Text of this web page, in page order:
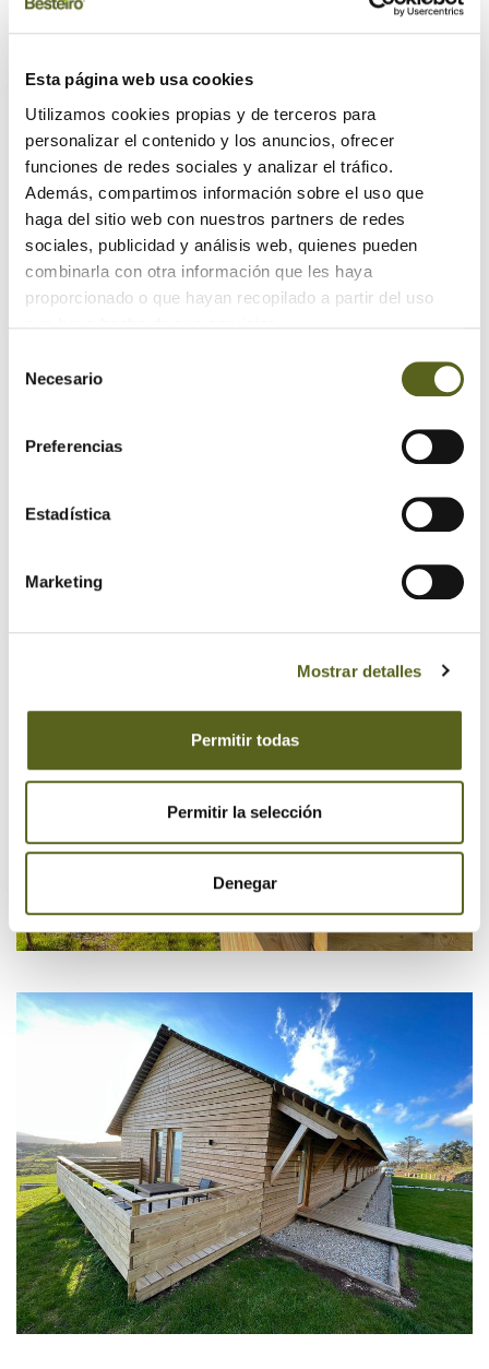
Esta página web usa cookies
Utilizamos cookies propias y de terceros para
personalizar el contenido y los anuncios, ofrecer
funciones de redes sociales y analizar el tráfico.
Además, compartimos información sobre el uso que
haga del sitio web con nuestros partners de redes
sociales, publicidad y análisis web, quienes pueden
combinarla con otra información que les haya
proporcionado o que hayan recopilado a partir del uso
Necesario
Preferencias
Estadística
Marketing
Mostrar detalles
Permitir todas
Permitir la selección
Denegar